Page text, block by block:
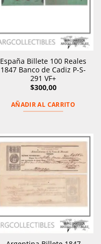
España Billete 100 Reales
1847 Banco de Cadiz P-S-
291 VF+
$300,00
AÑADIR AL CARRITO